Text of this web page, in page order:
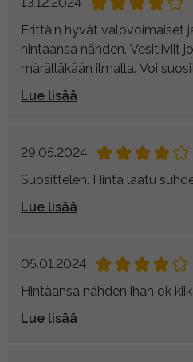
Erittäin hyvät valovoimaiset
hintaansa nähden. Vesitiiviit
märälläkään ilmalla. Voi
Lue lisää
29.05.2024
Suosittelen. Hinta laatu
Lue lisää
05.01.2024
Hintäansa nähden ihan ok
Lue lisää